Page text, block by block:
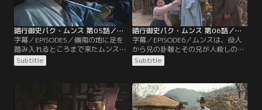
暗行御史パク・ムンス 第05話／字幕
字幕／EPISODE5／嶺南の地に足を
踏み入れるところまで来たムンスと
チルボク。そんなムンスが気にかか
っている、火事の現場で拾った麝香
クと話していると、突然見知らぬ集
団に襲われ…。一方、火事で身寄り
をなくしたファリョンは、ヨニの家
Subtitle
暗行御史パク・ムンス 第06話／字幕
字幕／EPISODE6／ムンスは、役人
から兄の訃報とその兄が人殺しの罪
まで犯したと告げられても信じきれ
ないスンブンに泣きつかれ…。その
言をしていた。一方、ファリョンは
ヨニに説得されるも家を出ていく。
また、ムンスの行動を怪しむジュン
Subtitle